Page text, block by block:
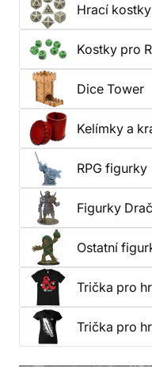
Hrací kostky
Kostky pro
Dice Tower
Kelímky a
RPG figurky
Figurky
Ostatní
Trička pro
Trička pro